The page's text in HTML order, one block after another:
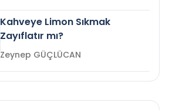
Kahveye Limon Sıkmak
Zayıflatır mı?
Zeynep GÜÇLÜCAN